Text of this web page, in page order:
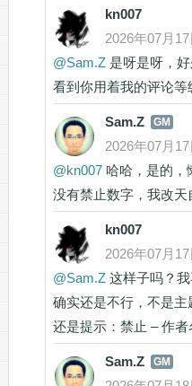
kn007
2026年07月
@Sam.Z是呀是呀，
看到你用着我的评论等
Sam.Z GM
2026年07月
@kn007哈哈，是的，
没有禁止数字，我改天
kn007
2026年07月
@Sam.Z这样子吗？我
确实还是不行，不是主
还是提示：禁止 – 作
Sam.Z GM